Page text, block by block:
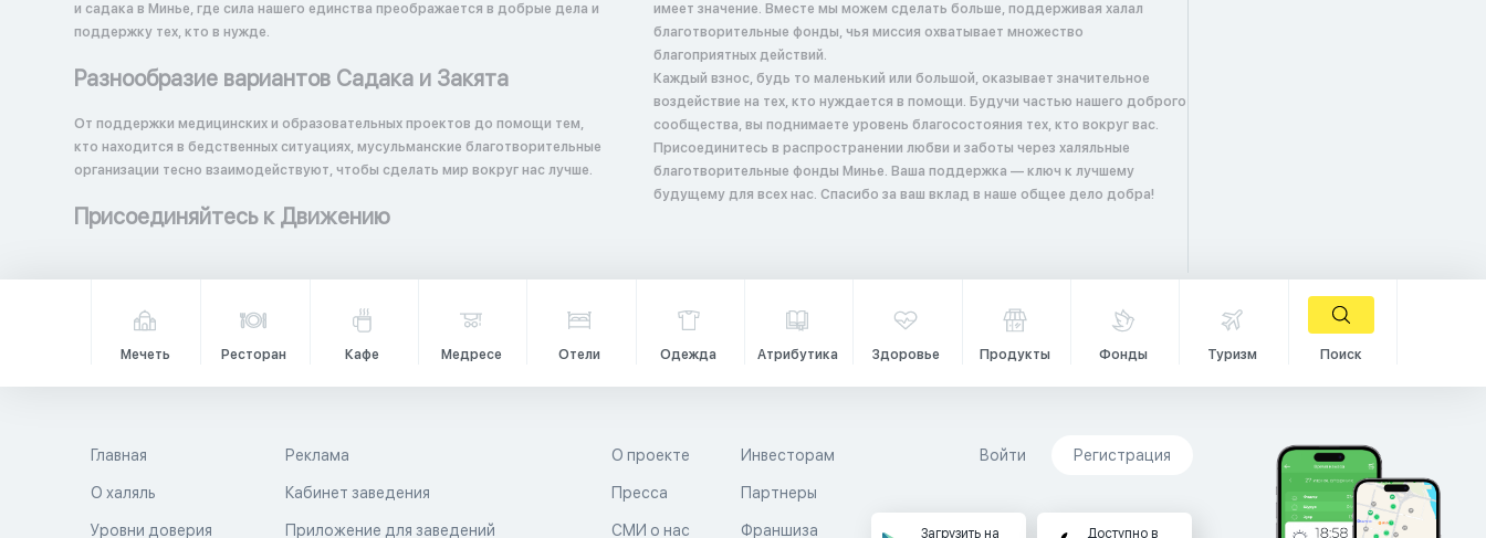
и садака в Минье, где сила нашего единства преображается в добрые дела и
поддержку тех, кто в нужде.
Разнообразие вариантов Садака и Закята
От поддержки медицинских и образовательных проектов до помощи тем,
кто находится в бедственных ситуациях, мусульманские благотворительные
организации тесно взаимодействуют, чтобы сделать мир вокруг нас лучше.
Присоединяйтесь к Движению
имеет значение. Вместе мы можем сделать больше, поддерживая халал
благотворительные фонды, чья миссия охватывает множество
благоприятных действий.
Каждый взнос, будь то маленький или большой, оказывает значительное
воздействие на тех, кто нуждается в помощи. Будучи частью нашего доброго
сообщества, вы поднимаете уровень благосостояния тех, кто вокруг вас.
Присоединитесь в распространении любви и заботы через халяльные
благотворительные фонды Минье. Ваша поддержка — ключ к лучшему
будущему для всех нас. Спасибо за ваш вклад в наше общее дело добра!
Мечеть Ресторан Кафе Медресе Отели Одежда Атрибутика Здоровье Продукты Фонды Туризм Поиск
Главная
О халяль
Уровни доверия
Реклама
Кабинет заведения
Приложение для заведений
О проекте
Пресса
СМИ о нас
Инвесторам
Партнеры
Франшиза
Войти Регистрация
Загрузить на Доступно в